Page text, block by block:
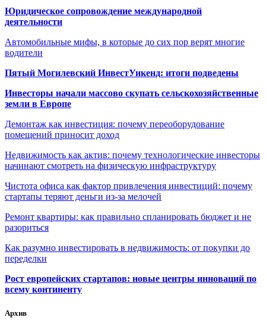
Юридическое сопровождение международной
деятельности
Автомобильные мифы, в которые до сих пор верят многие
водители
Пятый Могилевский ИнвестУикенд: итоги подведены
Инвесторы начали массово скупать сельскохозяйственные
земли в Европе
Демонтаж как инвестиция: почему переоборудование
помещений приносит доход
Недвижимость как актив: почему технологические инвесторы
начинают смотреть на физическую инфраструктуру
Чистота офиса как фактор привлечения инвестиций: почему
стартапы теряют деньги из-за мелочей
Ремонт квартиры: как правильно спланировать бюджет и не
разориться
Как разумно инвестировать в недвижимость: от покупки до
переделки
Рост европейских стартапов: новые центры инноваций по
всему континенту
Архив